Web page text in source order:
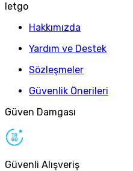
letgo
Hakkımızda
Yardım ve Destek
Sözleşmeler
Güvenlik Önerileri
Güven Damgası
Güvenli Alışveriş